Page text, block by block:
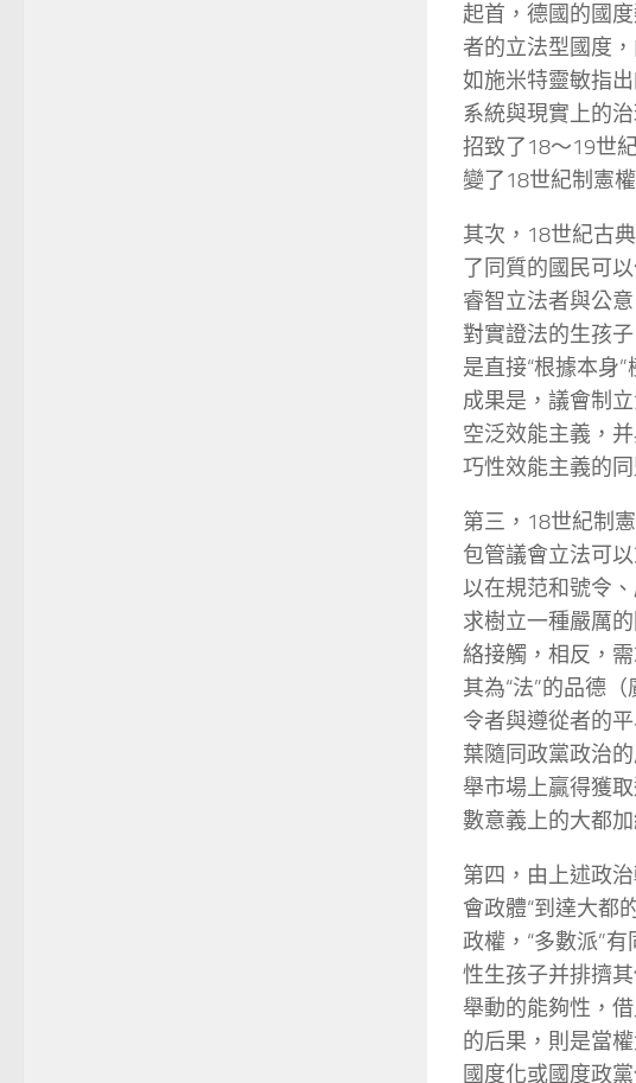
起首，德國的國
者的立法型國度
如施米特靈敏指
系統與現實上的
招致了18～19世
變了18世紀制憲
其次，18世紀古
了同質的國民可
睿智立法者與公
對實證法的生孩
是直接“根據本身
成果是，議會制
空泛效能主義，
巧性效能主義的
第三，18世紀制
包管議會立法可
以在規范和號令
求樹立一種嚴厲
絡接觸，相反，
其為“法”的品德
令者與遵從者的
葉隨同政黨政治
舉市場上贏得獲
數意義上的大都
第四，由上述政
會政體“到達大都
政權，“多數派”
性生孩子并排擠
舉動的能夠性，
的后果，則是當
國度化或國度政